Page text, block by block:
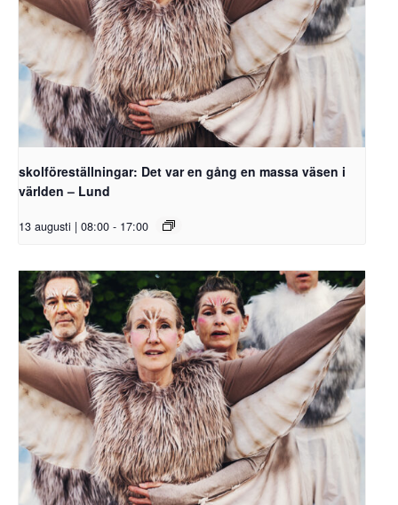
skolföreställningar: Det var en gång en massa väsen i
världen – Lund
13 augusti | 08:00 - 17:00